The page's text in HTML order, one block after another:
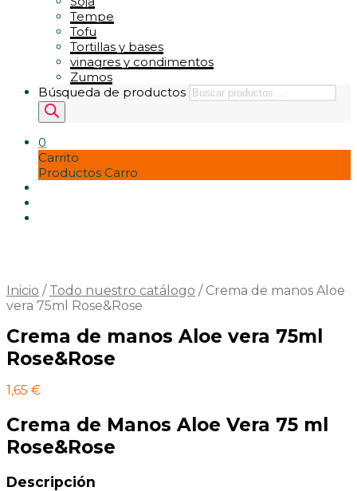
Tempe
Tofu
Tortillas y bases
vinagres y condimentos
Zumos
Búsqueda de productos
0
Carrito
Productos Carro
Inicio / Todo nuestro catálogo /Crema de manos Aloe
vera 75ml Rose&Rose
Crema de manos Aloe vera 75ml
Rose&Rose
1,65 €
Crema de Manos Aloe Vera 75 ml
Rose&Rose
Descripción